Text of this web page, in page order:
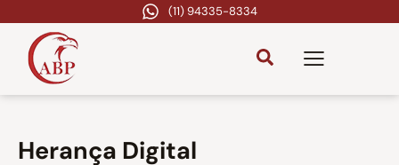
(11) 94335-8334
Herança Digital